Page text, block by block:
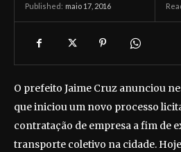
Published: maio 17, 2016
O prefeito Jaime Cruz anunciou
que iniciou um novo processo
contratação de empresa a fim de
transporte coletivo na cidade.